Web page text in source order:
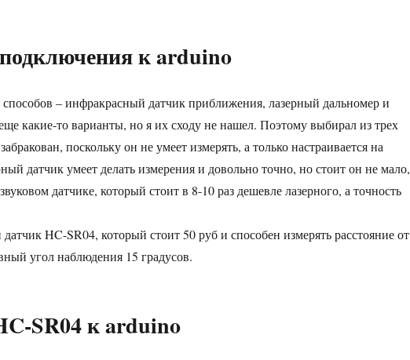
к arduino
способов – инфракрасный датчик приближения, лазерный дальномер и
какие-то варианты, но я их сходу не нашел. Поэтому выбирал из трех
поскольку он не умеет измерять, а только настраивается на
датчик умеет делать измерения и довольно точно, но стоит он не мало,
датчике, который стоит в 8-10 раз дешевле лазерного, а точность
HC-SR04, который стоит 50 руб и способен измерять расстояние от
угол наблюдения 15 градусов.
SR04 к arduino